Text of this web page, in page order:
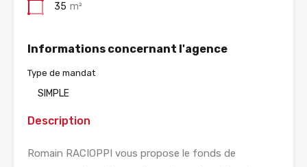
35 m²
Informations concernant l'agence
Type de mandat
SIMPLE
Description
Romain RACIOPPI vous propose le fonds de